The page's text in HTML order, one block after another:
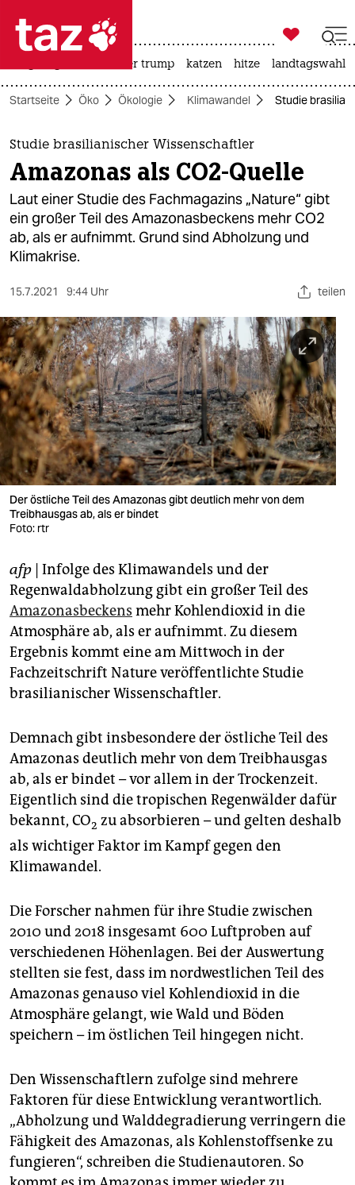
 taz zahl ich
taz zahl ich
themen
politik
öko
gesellschaft
kultur
sport
berlin
nord
wahrheit
verlag
verlag
veranstaltungen
fragen & hilfe
unterstützen
abo
genossenschaft

taz zahl ich
usa unter trump katzen hitze landtagswahl
Startseite Öko Ökologie Klimawandel Studie
Studie brasilianischer Wissenschaftler
Amazonas als CO2-Quelle
Laut einer Studie des Fachmagazins „Nature“ gibt
ein großer Teil des Amazonasbeckens mehr CO2
ab, als er aufnimmt. Grund sind Abholzung und
Klimakrise.
15.7.2021 9:44 Uhr teilen
Der östliche Teil des Amazonas gibt deutlich mehr von dem
Treibhausgas ab, als er bindet
Foto: rtr
afp | Infolge des Klimawandels und der
Regenwaldabholzung gibt ein großer Teil des
Amazonasbeckens mehr Kohlendioxid in die
Atmosphäre ab, als er aufnimmt. Zu diesem
Ergebnis kommt eine am Mittwoch in der
Fachzeitschrift Nature veröffentlichte Studie
brasilianischer Wissenschaftler.
Demnach gibt insbesondere der östliche Teil des
Amazonas deutlich mehr von dem Treibhausgas
ab, als er bindet – vor allem in der Trockenzeit.
Eigentlich sind die tropischen Regenwälder dafür
bekannt, CO2 zu absorbieren – und gelten deshalb
als wichtiger Faktor im Kampf gegen den
Klimawandel.
Die Forscher nahmen für ihre Studie zwischen
2010 und 2018 insgesamt 600 Luftproben auf
verschiedenen Höhenlagen. Bei der Auswertung
stellten sie fest, dass im nordwestlichen Teil des
Amazonas genauso viel Kohlendioxid in die
Atmosphäre gelangt, wie Wald und Böden
speichern – im östlichen Teil hingegen nicht.
Den Wissenschaftlern zufolge sind mehrere
Faktoren für diese Entwicklung verantwortlich.
„Abholzung und Walddegradierung verringern die
Fähigkeit des Amazonas, als Kohlenstoffsenke zu
fungieren“, schreiben die Studienautoren. So